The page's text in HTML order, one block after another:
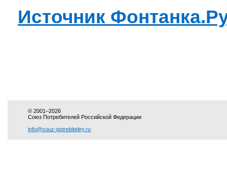
Источник
© 2001–2026
Союз Потребителей Российской Федерации
info@souz-potrebiteley.ru